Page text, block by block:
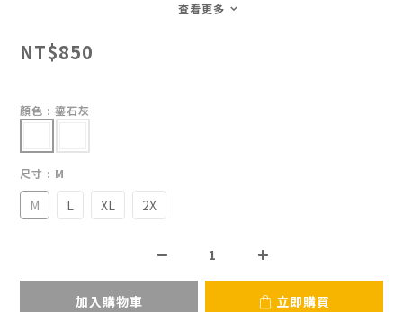
查看更多
NT$850
顏色 : 鎏石灰
尺寸 : M
M L XL 2X
加入購物車 立即購買